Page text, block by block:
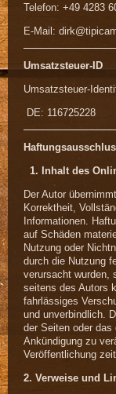
Telefon: +49 4283
E-Mail:
Umsatzsteuer-ID
Umsatzsteuer-
DE: 116725228
1. Inhalt des
Der Autor
Korrektheit,
Informationen.
auf Schäden
Nutzung oder
durch die Nutzung
verursacht wurden,
seitens des Autors
fahrlässiges
und unverbindlich.
der Seiten oder das
Ankündigung zu
Veröffentlichung
2. Verweise und